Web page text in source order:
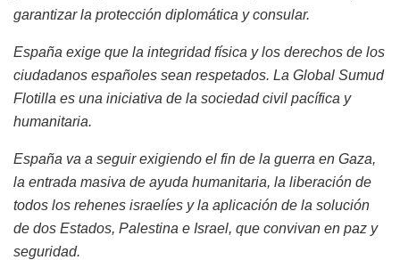
garantizar la protección diplomática y consular.
España exige que la integridad física y los derechos de los
ciudadanos españoles sean respetados. La Global Sumud
Flotilla es una iniciativa de la sociedad civil pacífica y
humanitaria.
España va a seguir exigiendo el fin de la guerra en Gaza,
la entrada masiva de ayuda humanitaria, la liberación de
todos los rehenes israelíes y la aplicación de la solución
de dos Estados, Palestina e Israel, que convivan en paz y
seguridad.